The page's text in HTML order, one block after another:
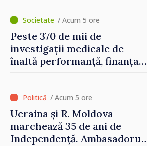
poartă întreaga vină pentru
pericolul adus la casele
oamenilor noștri”
/ Acum 5 ore
Peste 370 de mii de
investigații medicale de
înaltă performanță, finanțate
/ Acum 5 ore
Ucraina și R. Moldova
marchează 35 de ani de
Independență. Ambasadorul